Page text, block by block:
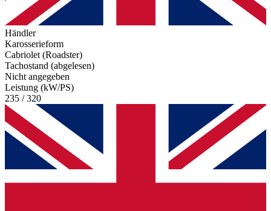
Händler
Karosserieform
Cabriolet (Roadster)
Tachostand (abgelesen)
Nicht angegeben
Leistung (kW/PS)
235 / 320